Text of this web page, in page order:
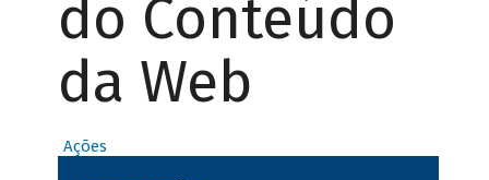
do Conteúdo
da Web
Ações